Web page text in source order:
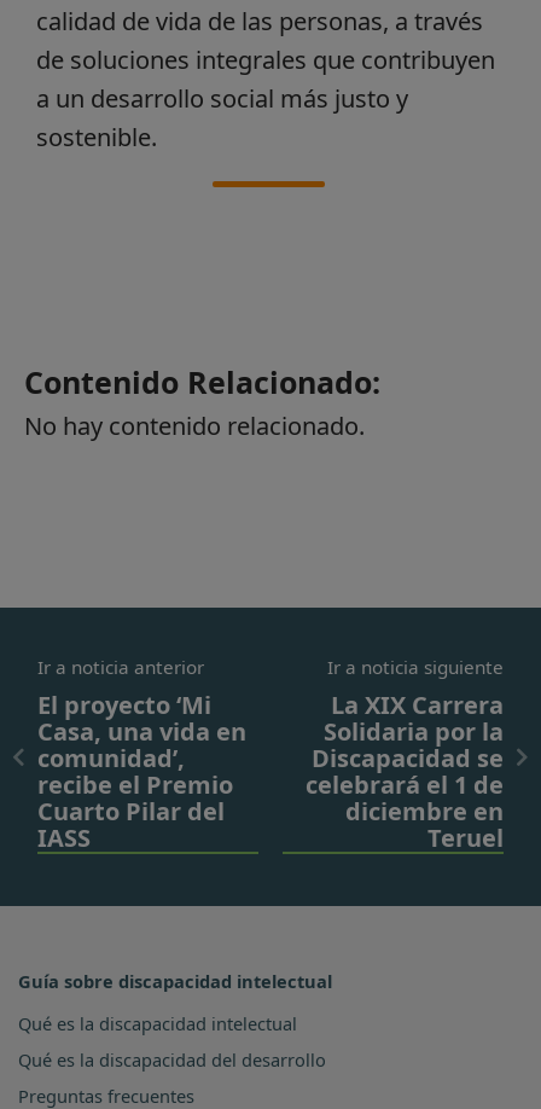
calidad de vida de las personas, a través
de soluciones integrales que contribuyen
a un desarrollo social más justo y
sostenible.
Contenido Relacionado:
No hay contenido relacionado.
Ir a noticia anterior
El proyecto ‘Mi
Casa, una vida en
comunidad’,
recibe el Premio
Cuarto Pilar del
IASS
Ir a noticia siguiente
La XIX Carrera
Solidaria por la
Discapacidad se
celebrará el 1 de
diciembre en
Teruel
Guía sobre discapacidad intelectual
Qué es la discapacidad intelectual
Qué es la discapacidad del desarrollo
Preguntas frecuentes